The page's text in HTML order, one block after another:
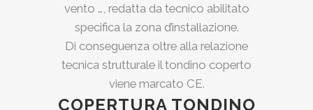
vento …, redatta da tecnico abilitato
specifica la zona d’installazione.
Di conseguenza oltre alla relazione
tecnica strutturale il tondino coperto
viene marcato CE.
COPERTURA TONDINO